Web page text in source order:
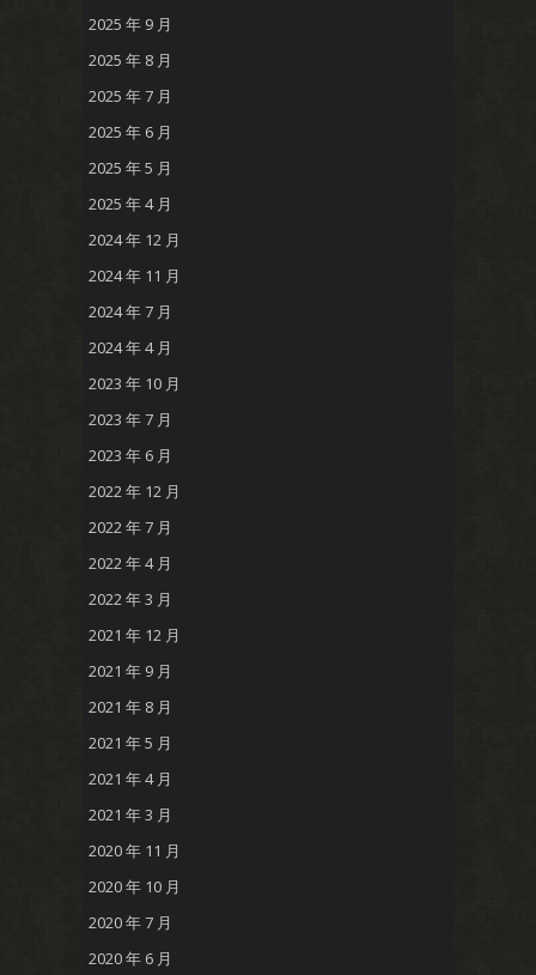
2025 年 9 月
2025 年 8 月
2025 年 7 月
2025 年 6 月
2025 年 5 月
2025 年 4 月
2024 年 12 月
2024 年 11 月
2024 年 7 月
2024 年 4 月
2023 年 10 月
2023 年 7 月
2023 年 6 月
2022 年 12 月
2022 年 7 月
2022 年 4 月
2022 年 3 月
2021 年 12 月
2021 年 9 月
2021 年 8 月
2021 年 5 月
2021 年 4 月
2021 年 3 月
2020 年 11 月
2020 年 10 月
2020 年 7 月
2020 年 6 月